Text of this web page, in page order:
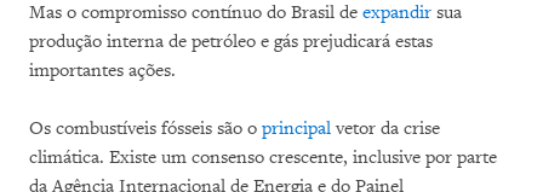
Mas o compromisso contínuo do Brasil de expandir sua
produção interna de petróleo e gás prejudicará estas
importantes ações.
Os combustíveis fósseis são o principalvetor da crise
climática. Existe um consenso crescente, inclusive por parte
da Agência Internacional de Energia e do Painel